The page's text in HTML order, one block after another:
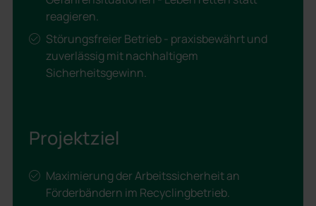
reagieren.
Störungsfreier Betrieb - praxisbewährt und
zuverlässig mit nachhaltigem
Sicherheitsgewinn.
Projektziel
Maximierung der Arbeitssicherheit an
Förderbändern im Recyclingbetrieb.